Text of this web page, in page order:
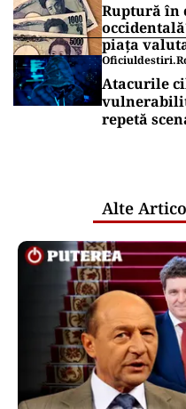
Ruptură în
piața
Atacurile
repetă
Alte